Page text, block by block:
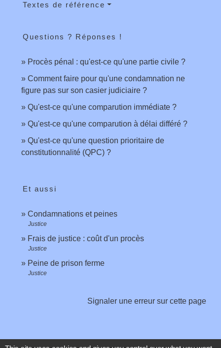
Textes de référence
Questions ? Réponses !
Procès pénal : qu'est-ce qu'une partie civile ?
Comment faire pour qu'une condamnation ne
figure pas sur son casier judiciaire ?
Qu'est-ce qu'une comparution immédiate ?
Qu'est-ce qu'une comparution à délai différé ?
Qu'est-ce qu'une question prioritaire de
constitutionnalité (QPC) ?
Et aussi
Condamnations et peines
Justice
Frais de justice : coût d'un procès
Justice
Peine de prison ferme
Justice
Signaler une erreur sur cette page